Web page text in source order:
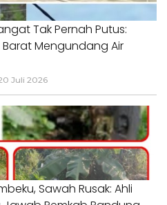
Tak Pernah Putus:
Mengundang Air
Juli 2026
Sawah Rusak: Ahli